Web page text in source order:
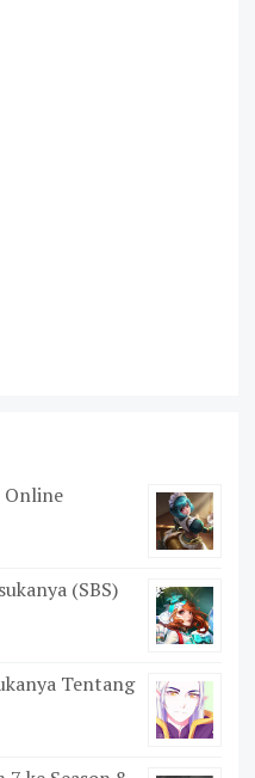
Online
(SBS)
Tentang